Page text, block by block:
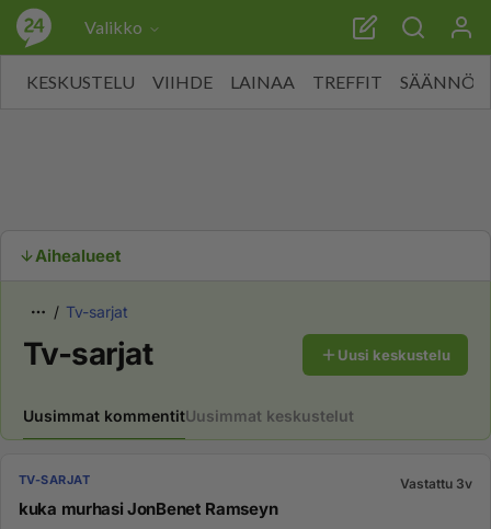
Valikko
KESKUSTELU VIIHDE LAINAA TREFFIT SÄÄNNÖT
Aihealueet
Tv-sarjat
Tv-sarjat Uusi keskustelu
Uusimmat kommentitUusimmat keskustelut
TV-SARJAT Vastattu 3v
kuka murhasi JonBenet Ramseyn